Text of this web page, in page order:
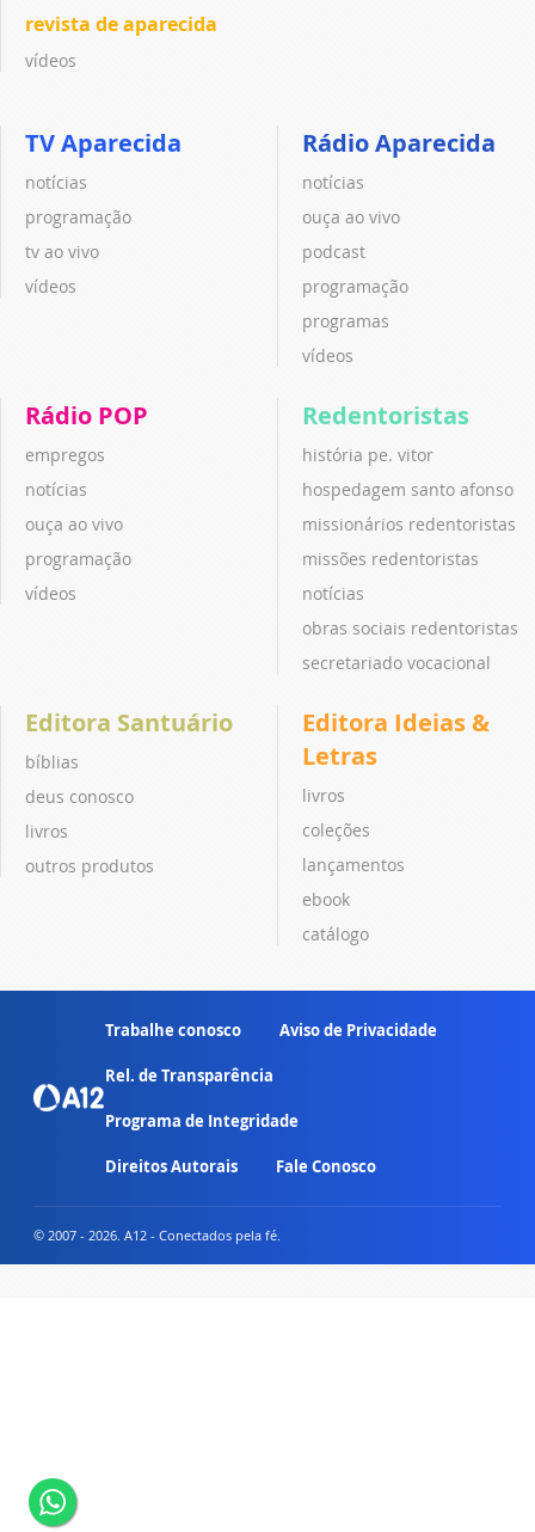
revista de aparecida
vídeos
TV Aparecida
notícias
programação
tv ao vivo
vídeos
Rádio Aparecida
notícias
ouça ao vivo
podcast
programação
programas
vídeos
Rádio POP
empregos
notícias
ouça ao vivo
programação
vídeos
Redentoristas
história pe. vitor
hospedagem santo afonso
missionários redentoristas
missões redentoristas
notícias
obras sociais redentoristas
secretariado vocacional
Editora Santuário
bíblias
deus conosco
livros
outros produtos
Editora Ideias &
Letras
livros
coleções
lançamentos
ebook
catálogo
Trabalhe conosco Aviso de Privacidade
Rel. de Transparência
Programa de Integridade
Direitos Autorais Fale Conosco
© 2007 - 2026. A12 - Conectados pela fé.